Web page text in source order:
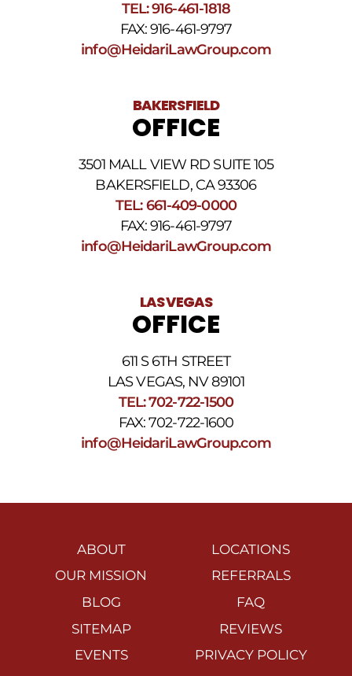
TEL: 916-461-1818
FAX: 916-461-9797
info@HeidariLawGroup.com
BAKERSFIELD
OFFICE
3501 MALL VIEW RD SUITE 105
BAKERSFIELD, CA 93306
TEL: 661-409-0000
FAX: 916-461-9797
info@HeidariLawGroup.com
LAS VEGAS
OFFICE
611 S 6TH STREET
LAS VEGAS, NV 89101
TEL: 702-722-1500
FAX: 702-722-1600
info@HeidariLawGroup.com
ABOUT
LOCATIONS
OUR MISSION
REFERRALS
BLOG
FAQ
SITEMAP
REVIEWS
EVENTS
PRIVACY POLICY